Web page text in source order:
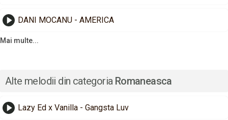
DANI MOCANU - AMERICA
Mai multe...
Alte melodii din categoria Romaneasca
Lazy Ed x Vanilla - Gangsta Luv